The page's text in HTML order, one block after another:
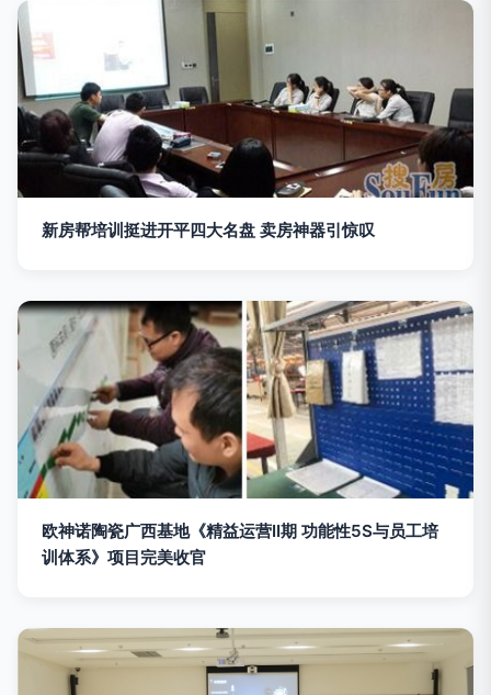
新房帮培训挺进开平四大名盘 卖房神器引惊叹
欧神诺陶瓷广西基地《精益运营II期 功能性5S与员工培
训体系》项目完美收官